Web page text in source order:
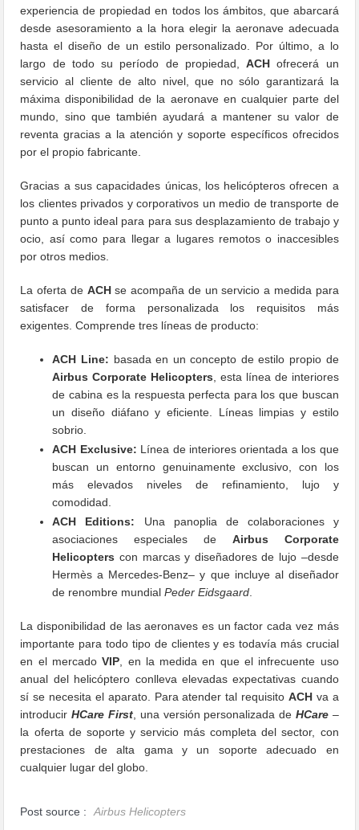
experiencia de propiedad en todos los ámbitos, que abarcará
desde asesoramiento a la hora elegir la aeronave adecuada
hasta el diseño de un estilo personalizado. Por último, a lo
largo de todo su período de propiedad,ACH ofrecerá un
servicio al cliente de alto nivel, que no sólo garantizará la
máxima disponibilidad de la aeronave en cualquier parte del
mundo, sino que también ayudará a mantener su valor de
reventa gracias a la atención y soporte específicos ofrecidos
por el propio fabricante.
Gracias a sus capacidades únicas, los helicópteros ofrecen a
los clientes privados y corporativos un medio de transporte de
punto a punto ideal para para sus desplazamiento de trabajo y
ocio, así como para llegar a lugares remotos o inaccesibles
por otros medios.
La oferta de ACHse acompaña de un servicio a medida para
satisfacer de forma personalizada los requisitos más
exigentes. Comprende tres líneas de producto:
ACH Line: basada en un concepto de estilo propio de
Airbus Corporate Helicopters , esta línea de interiores
de cabina es la respuesta perfecta para los que buscan
un diseño diáfano y eficiente. Líneas limpias y estilo
sobrio.
ACH Exclusive: Línea de interiores orientada a los que
buscan un entorno genuinamente exclusivo, con los
más elevados niveles de refinamiento, lujo y
comodidad.
ACH Editions: Una panoplia de colaboraciones y
asociaciones especiales de Airbus Corporate
Helicopters con marcas y diseñadores de lujo –desde
Hermès a Mercedes-Benz– y que incluye al diseñador
de renombre mundialPeder Eidsgaard
La disponibilidad de las aeronaves es un factor cada vez más
importante para todo tipo de clientes y es todavía más crucial
en el mercadoVIP , en la medida en que el infrecuente uso
anual del helicóptero conlleva elevadas expectativas cuando
sí se necesita el aparato. Para atender tal requisito ACHva a
introducirHCare First , una versión personalizada de HCare–
la oferta de soporte y servicio más completa del sector, con
prestaciones de alta gama y un soporte adecuado en
cualquier lugar del globo.
Post source : Airbus Helicopters